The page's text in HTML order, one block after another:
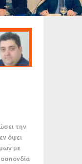
την
όψει
με